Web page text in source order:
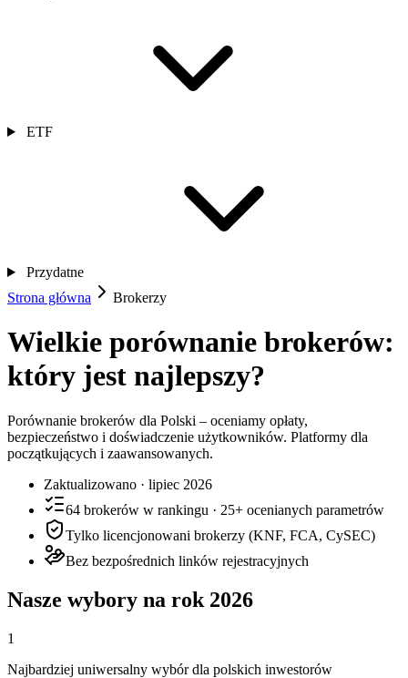
ETF
Przydatne
Strona główna
Brokerzy
Wielkie porównanie brokerów:
który jest najlepszy?
Porównanie brokerów dla Polski – oceniamy opłaty,
bezpieczeństwo i doświadczenie użytkowników. Platformy dla
początkujących i zaawansowanych.
Zaktualizowano · lipiec 2026
64 brokerów w rankingu · 25+ ocenianych parametrów
Tylko licencjonowani brokerzy (KNF, FCA, CySEC)
Bez bezpośrednich linków rejestracyjnych
Nasze wybory na rok 2026
1
Najbardziej uniwersalny wybór dla polskich inwestorów